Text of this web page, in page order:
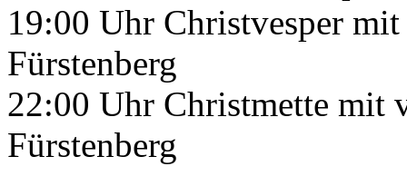
19:00 Uhr Christvesper
Fürstenberg
22:00 Uhr Christmette mit
Fürstenberg